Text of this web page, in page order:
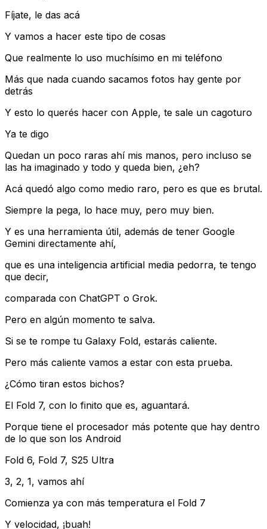
Fíjate, le das acá
Y vamos a hacer este tipo de cosas
Que realmente lo uso muchísimo en mi teléfono
Más que nada cuando sacamos fotos hay gente por
detrás
Y esto lo querés hacer con Apple, te sale un cagoturo
Ya te digo
Quedan un poco raras ahí mis manos, pero incluso se
las ha imaginado y todo y queda bien, ¿eh?
Acá quedó algo como medio raro, pero es que es brutal.
Siempre la pega, lo hace muy, pero muy bien.
Y es una herramienta útil, además de tener Google
Gemini directamente ahí,
que es una inteligencia artificial media pedorra, te tengo
que decir,
comparada con ChatGPT o Grok.
Pero en algún momento te salva.
Si se te rompe tu Galaxy Fold, estarás caliente.
Pero más caliente vamos a estar con esta prueba.
¿Cómo tiran estos bichos?
El Fold 7, con lo finito que es, aguantará.
Porque tiene el procesador más potente que hay dentro
de lo que son los Android
Fold 6, Fold 7, S25 Ultra
3, 2, 1, vamos ahí
Comienza ya con más temperatura el Fold 7
Y velocidad, ¡buah!